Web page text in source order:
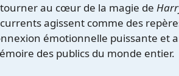
au cœur de la magie de
agissent comme des
émotionnelle puissante et
des publics du monde entier.